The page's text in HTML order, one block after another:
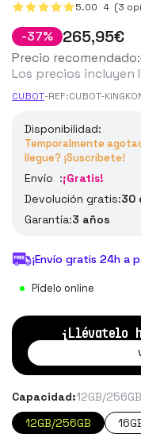
5.00 4 (3
-37% 265,95€
Precio recomendado:
Los precios incluyen
CUBOT-REF:CUBOT-
Disponibilidad:
Temporalmente
llegue? ¡Suscríbete!
Envío :¡Gratis!
Devolución gratis:30
Garantía:3 años
¡Envío gratis 24h a
Pídelo online
¡Llévatelo
Capacidad:12GB/256GB
12GB/256GB